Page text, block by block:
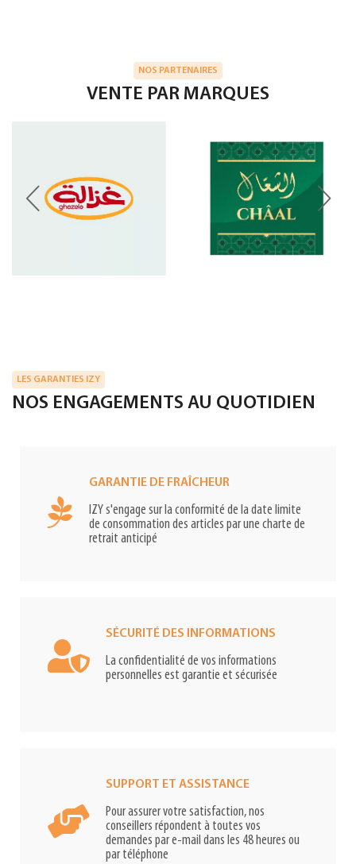
NOS PARTENAIRES
VENTE PAR MARQUES
LES GARANTIES IZY
NOS ENGAGEMENTS AU QUOTIDIEN
GARANTIE DE FRAÎCHEUR
IZY s'engage sur la conformité de la date limite
de consommation des articles par une charte de
retrait anticipé
SÉCURITÉ DES INFORMATIONS
La confidentialité de vos informations
personnelles est garantie et sécurisée
SUPPORT ET ASSISTANCE
Pour assurer votre satisfaction, nos
conseillers répondent à toutes vos
demandes par e-mail dans les 48 heures ou
par téléphone